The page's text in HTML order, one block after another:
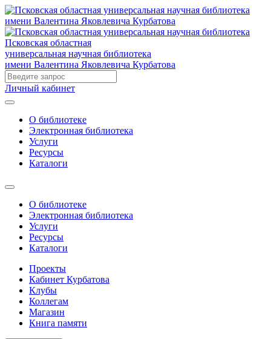
Псковская областная
универсальная научная библиотека
имени Валентина Яковлевича Курбатова
Личный кабинет
О библиотеке
Электронная библиотека
Услуги
Ресурсы
Каталоги
О библиотеке
Электронная библиотека
Услуги
Ресурсы
Каталоги
Проекты
Кабинет Курбатова
Клубы
Коллегам
Магазин
Книга памяти